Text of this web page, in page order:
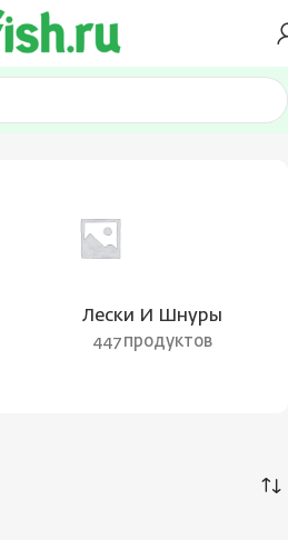
1-9
Лески И Шнуры
447 продуктов